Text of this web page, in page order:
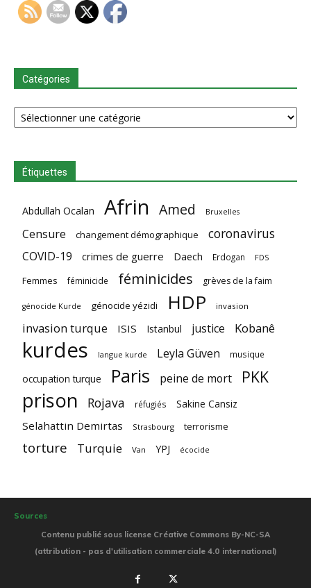
Catégories
Catégories
Étiquettes
Abdullah Ocalan Afrin Amed Bruxelles
Censure changement démographique coronavirus
COVID-19 crimes de guerre Daech Erdogan FDS
Femmes féminicide féminicides grèves de la faim
génocide Kurde génocide yézidi HDP invasion
invasion turque ISIS Istanbul justice Kobanê
kurdes langue kurde Leyla Güven musique
occupation turque Paris peine de mort PKK
prison Rojava réfugiés Sakine Cansiz
Selahattin Demirtas Strasbourg terrorisme
torture Turquie Van YPJ écocide
Sources
Contenu publié sous license Créative Commons By-NC-SA
(attribution - pas d'utilisation commerciale 4.0 international)